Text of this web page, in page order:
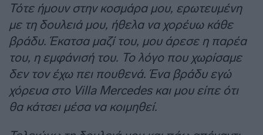
Τότε ήμουν στην κοσμάρα μου, ερωτευμένη
με τη δουλειά μου, ήθελα να χορέυω κάθε
βράδυ. Έκατσα μαζί του, μου άρεσε η παρέα
του, η εμφάνισή του. Το λόγο που χωρίσαμε
δεν τον έχω πει πουθενά. Ένα βράδυ εγώ
χόρευα στο Villa Mercedes και μου είπε ότι
θα κάτσει μέσα να κοιμηθεί.